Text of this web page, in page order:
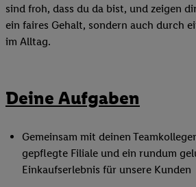
sind froh, dass du da bist, und zeigen
ein faires Gehalt, sondern auch durch
im Alltag.
Deine Aufgaben
Gemeinsam mit deinen
gepflegte Filiale und ein rundum
Einkaufserlebnis für unsere Kunden